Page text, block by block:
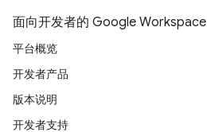
面向开发者的 Google Workspace
平台概览
开发者产品
版本说明
开发者支持